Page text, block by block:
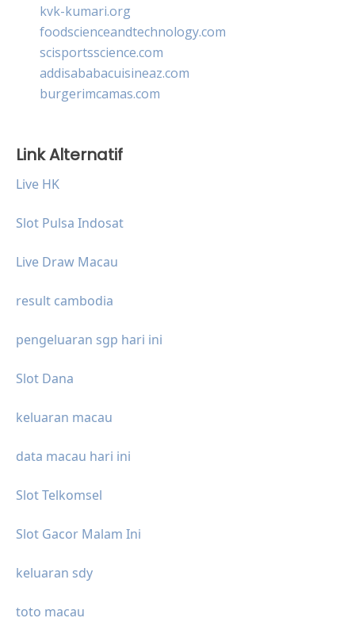
kvk-kumari.org
foodscienceandtechnology.com
scisportsscience.com
addisababacuisineaz.com
burgerimcamas.com
Link Alternatif
Live HK
Slot Pulsa Indosat
Live Draw Macau
result cambodia
pengeluaran sgp hari ini
Slot Dana
keluaran macau
data macau hari ini
Slot Telkomsel
Slot Gacor Malam Ini
keluaran sdy
toto macau